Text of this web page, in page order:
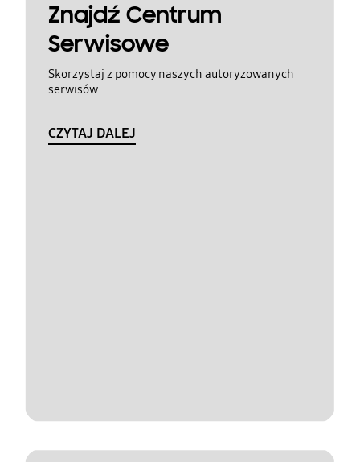
Znajdź Centrum
Serwisowe
Skorzystaj z pomocy naszych autoryzowanych
serwisów
CZYTAJ DALEJ